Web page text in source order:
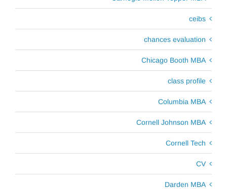
ceibs
chances evaluation
Chicago Booth MBA
class profile
Columbia MBA
Cornell Johnson MBA
Cornell Tech
CV
Darden MBA